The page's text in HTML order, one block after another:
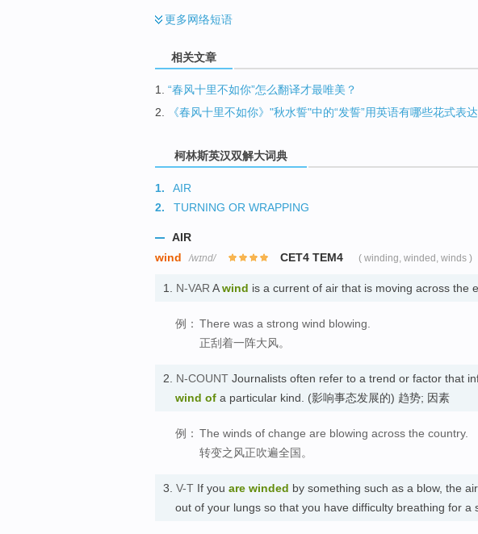
更多网络短语
相关文章
1. “春风十里不如你”怎么翻译才最唯美？
2.
《春风十里不如你》"秋水誓"中的“发誓”用英语有哪些花式表
柯林斯英汉双解大词典
1.
AIR
2.
TURNING OR WRAPPING
AIR
wind
/wɪnd/ CET4 TEM4 ( winding, winded, winds )
1. N-VAR Awind is a current of air that is moving across the
例： There was a strong wind blowing.
正刮着一阵大风。
2. N-COUNT Journalists often refer to a trend or factor that
wind of a particular kind. (影响事态发展的) 趋势; 因素
例： The winds of change are blowing across the country.
转变之风正吹遍全国。
3. V-T If you are winded by something such as a blow, the
out of your lungs so that you have difficulty breathing for a